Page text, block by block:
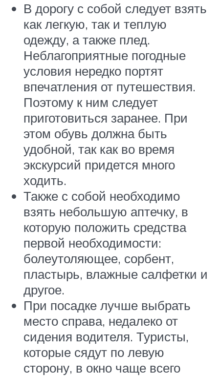
В дорогу с собой следует взять
как легкую, так и теплую
одежду, а также плед.
Неблагоприятные погодные
условия нередко портят
впечатления от путешествия.
Поэтому к ним следует
приготовиться заранее. При
этом обувь должна быть
удобной, так как во время
экскурсий придется много
ходить.
Также с собой необходимо
взять небольшую аптечку, в
которую положить средства
первой необходимости:
болеутоляющее, сорбент,
пластырь, влажные салфетки и
другое.
При посадке лучше выбрать
место справа, недалеко от
сидения водителя. Туристы,
которые сядут по левую
сторону, в окно чаще всего